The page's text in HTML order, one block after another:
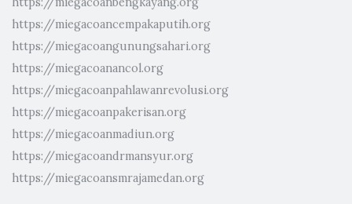
https://miegacoancempakaputih.org
https://miegacoangunungsahari.org
https://miegacoanancol.org
https://miegacoanpahlawanrevolusi.org
https://miegacoanpakerisan.org
https://miegacoanmadiun.org
https://miegacoandrmansyur.org
https://miegacoansmrajamedan.org